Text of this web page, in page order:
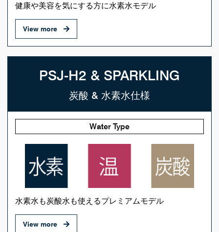
健康や美容を気にする方に水素水モデル
View more
PSJ-H2 & SPARKLING
炭酸 & 水素水仕様
Water Type
水素水も炭酸水も使えるプレミアムモデル
View more